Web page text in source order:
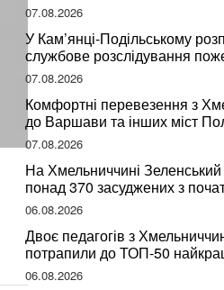
07.08.2026
У Кам’янці-Подільському
службове розслідування
сміттєзвалищі
07.08.2026
Комфортні перевезення з
до Варшави та інших міст
07.08.2026
На Хмельниччині
понад 370 засуджених з
06.08.2026
Двоє педагогів з
потрапили до ТОП-50
учителів України
06.08.2026